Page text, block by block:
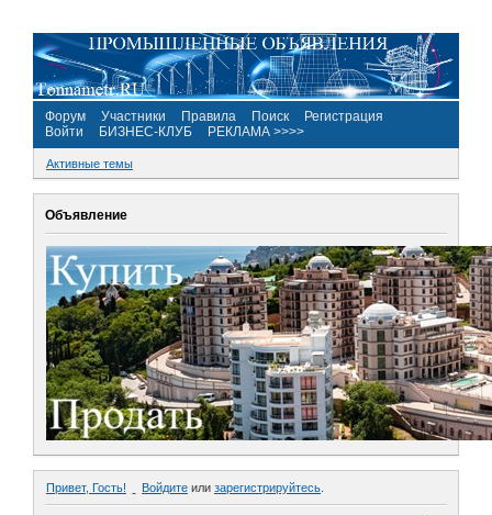
Форум Участники Правила Поиск
Регистрация
Войти
БИЗНЕС-КЛУБ РЕКЛАМА >>>>
Активные темы
Объявление
Привет, Гость! Войдите или зарегистрируйтесь